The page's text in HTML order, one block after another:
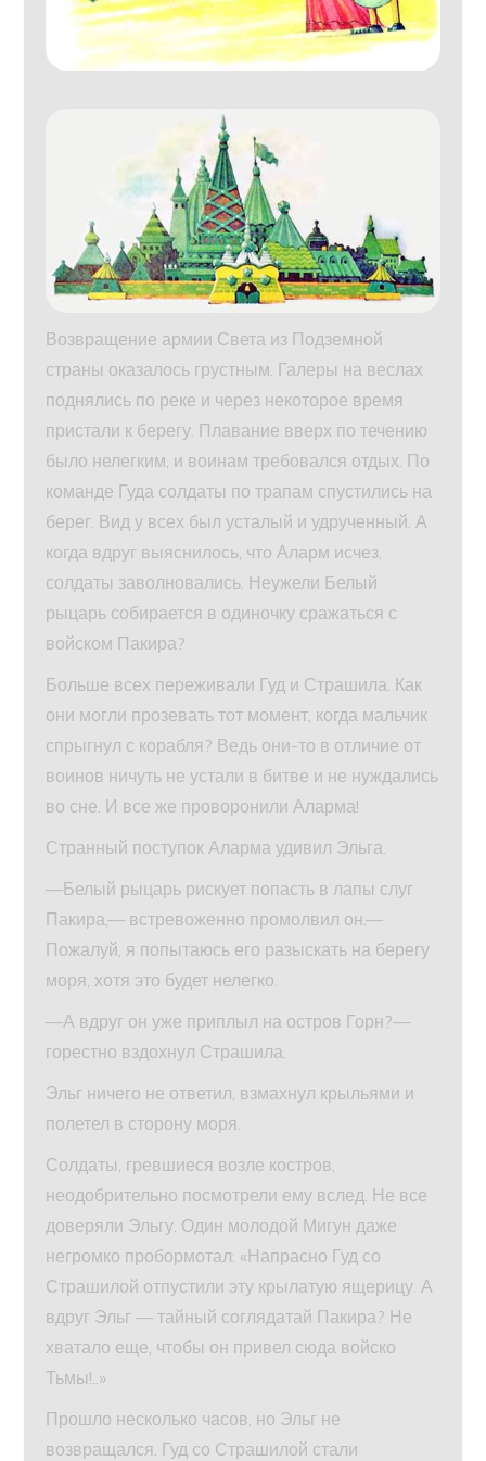
Возвращение армии Света из Подземной
страны оказалось грустным. Галеры на веслах
поднялись по реке и через некоторое время
пристали к берегу. Плавание вверх по течению
было нелегким, и воинам требовался отдых. По
команде Гуда солдаты по трапам спустились на
берег. Вид у всех был усталый и удрученный. А
когда вдруг выяснилось, что Аларм исчез,
солдаты заволновались. Неужели Белый
рыцарь собирается в одиночку сражаться с
войском Пакира?
Больше всех переживали Гуд и Страшила. Как
они могли прозевать тот момент, когда мальчик
спрыгнул с корабля? Ведь они-то в отличие от
воинов ничуть не устали в битве и не нуждались
во сне. И все же проворонили Аларма!
Странный поступок Аларма удивил Эльга.
—Белый рыцарь рискует попасть в лапы слуг
Пакира,— встревоженно промолвил он.—
Пожалуй, я попытаюсь его разыскать на берегу
моря, хотя это будет нелегко.
—А вдруг он уже приплыл на остров Горн?—
горестно вздохнул Страшила.
Эльг ничего не ответил, взмахнул крыльями и
полетел в сторону моря.
Солдаты, гревшиеся возле костров,
неодобрительно посмотрели ему вслед. Не все
доверяли Эльгу. Один молодой Мигун даже
негромко пробормотал: «Напрасно Гуд со
Страшилой отпустили эту крылатую ящерицу. А
вдруг Эльг — тайный соглядатай Пакира? Не
хватало еще, чтобы он привел сюда войско
Тьмы!..»
Прошло несколько часов, но Эльг не
возвращался. Гуд со Страшилой стали